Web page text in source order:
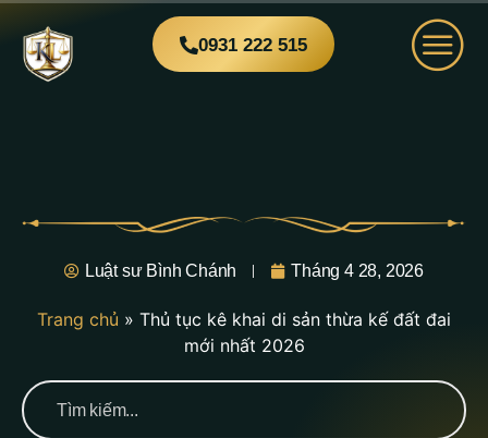
0931 222 515
Luật sư Bình Chánh Tháng 4 28, 2026
Trang chủ » Thủ tục kê khai di sản thừa kế đất đai
mới nhất 2026